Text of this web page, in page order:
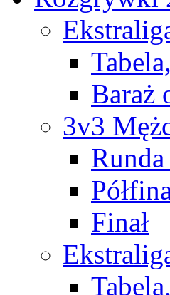
Baraż
3v3
Finał